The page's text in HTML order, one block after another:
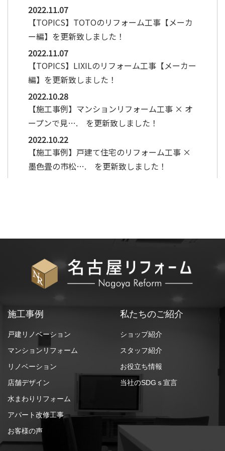
2022.11.07
【TOPICS】TOTOのリフォーム工事【メーカ
ー編】を更新致しました！
2022.11.07
【TOPICS】LIXILのリフォーム工事【メーカー
編】を更新致しました！
2022.10.28
【施工事例】マンションリフォーム工事 × オ
ープンで見…. を更新致しました！
2022.10.22
【施工事例】戸建て住宅のリフォーム工事 ×
墨色畳の市松…. を更新致しました！
施工事例
戸建リノベーション
マンションリフォーム
リノベーション
店舗デザイン
水まわりリフォーム
アパート改修工事
お客様の声
私たちのご紹介
ショップ紹介
スタッフ紹介
お役立ち情報
当社のSDGｓ宣言